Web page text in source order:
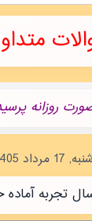
روزانه